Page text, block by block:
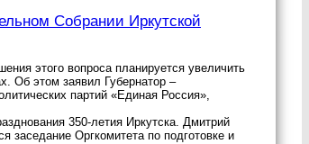
Собрании Иркутской
этого вопроса планируется увеличить
Об этом заявил Губернатор –
партий «Единая Россия»,
350-летия Иркутска. Дмитрий
заседание Оргкомитета по подготовке и